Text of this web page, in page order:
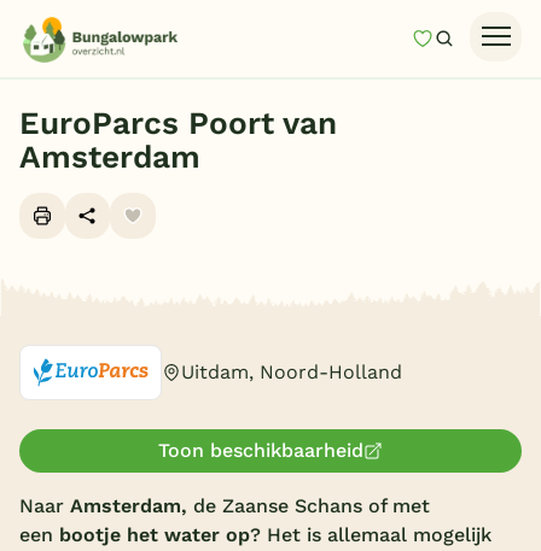
MijnZoeken
Last minutes
Vakantiepark keuzehulp
Vakantieparken
Subtropisch zwembad
EuroParcs Poort van
Amsterdam
Uitdam, Noord-Holland
Toon beschikbaarheid
Naar Amsterdam, de Zaanse Schans of met
een bootje het water op? Het is allemaal mogelijk